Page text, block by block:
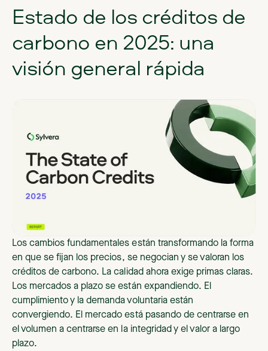
Estado de los créditos de
carbono en 2025: una
visión general rápida
Los cambios fundamentales están transformando la forma
en que se fijan los precios, se negocian y se valoran los
créditos de carbono. La calidad ahora exige primas claras.
Los mercados a plazo se están expandiendo. El
cumplimiento y la demanda voluntaria están
convergiendo. El mercado está pasando de centrarse en
el volumen a centrarse en la integridad y el valor a largo
plazo.